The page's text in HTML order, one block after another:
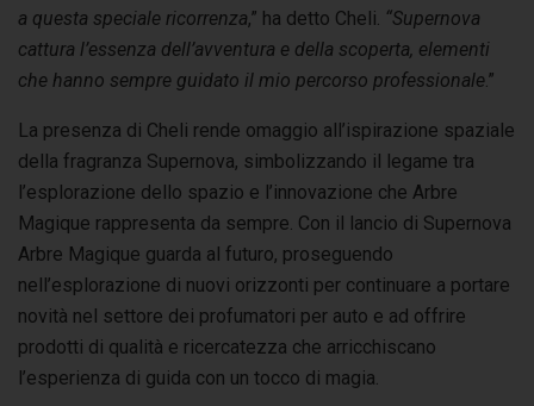
a questa speciale ricorrenza,” ha detto Cheli. “Supernova
cattura l’essenza dell’avventura e della scoperta, elementi
che hanno sempre guidato il mio percorso professionale.”
La presenza di Cheli rende omaggio all’ispirazione spaziale
della fragranza Supernova, simbolizzando il legame tra
l’esplorazione dello spazio e l’innovazione che Arbre
Magique rappresenta da sempre. Con il lancio di Supernova
Arbre Magique guarda al futuro, proseguendo
nell’esplorazione di nuovi orizzonti per continuare a portare
novità nel settore dei profumatori per auto e ad offrire
prodotti di qualità e ricercatezza che arricchiscano
l’esperienza di guida con un tocco di magia.